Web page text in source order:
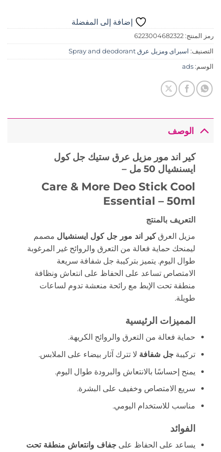
إضافة إلى المفضلة
رمز المنتج: 6223004682322
التصنيف: اسبراى ومزيل عرق Spray and deodorant
الوسم: ads
الوصف
كير اند مور مزيل عرق ستيك جل كول
ايسنشيال 50 مل –
Care & More Deo Stick Cool
Essential – 50ml
التعريف بالمنتج
مزيل العرقكير اند مور جل كول ايسنشيال مصمم
ليمنحك حماية فعالة من التعرق والروائح غير المرغوبة
طوال اليوم. يتميز بتركيبة جل شفافة سريعة
الامتصاص تساعد على الحفاظ على انتعاش ونظافة
منطقة تحت الإبط مع رائحة منعشة تدوم لساعات
طويلة.
المميزات الرئيسية
حماية فعالة من التعرق والروائح الكريهة.
تركيبة جل شفافة لا تترك آثار بيضاء على الملابس.
يمنح إحساسًا بالانتعاش والبرودة طوال اليوم.
سريع الامتصاص وخفيف على البشرة.
مناسب للاستخدام اليومي.
الفوائد
يساعد على الحفاظ على جفاف وانتعاش منطقة تحت